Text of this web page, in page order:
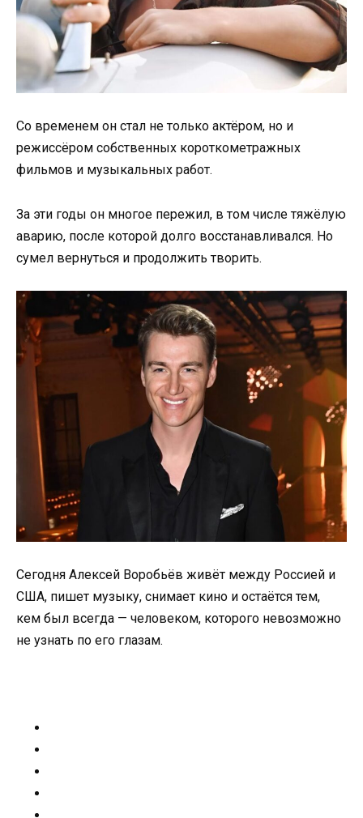
Со временем он стал не только актёром, но и
режиссёром собственных короткометражных
фильмов и музыкальных работ.
За эти годы он многое пережил, в том числе тяжёлую
аварию, после которой долго восстанавливался. Но
сумел вернуться и продолжить творить.
Сегодня Алексей Воробьёв живёт между Россией и
США, пишет музыку, снимает кино и остаётся тем,
кем был всегда — человеком, которого невозможно
не узнать по его глазам.